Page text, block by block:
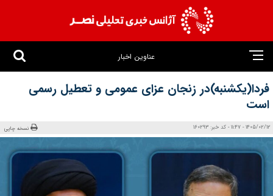
عناوین اخبار
فردا(یکشنبه)در زنجان عزای عمومی و تعطیل رسمی
است
1405/02/12 - 11:47 - کد خبر: 160293 نسخه چاپی